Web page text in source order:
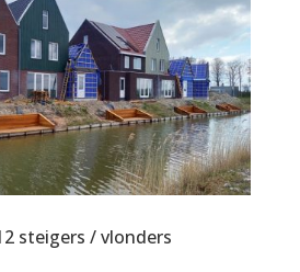
steigers / vlonders